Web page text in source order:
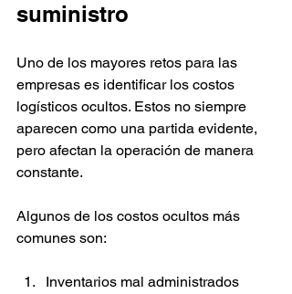
suministro
Uno de los mayores retos para las
empresas es identificar los costos
logísticos ocultos. Estos no siempre
aparecen como una partida evidente,
pero afectan la operación de manera
constante.
Algunos de los costos ocultos más
comunes son:
Inventarios mal administrados